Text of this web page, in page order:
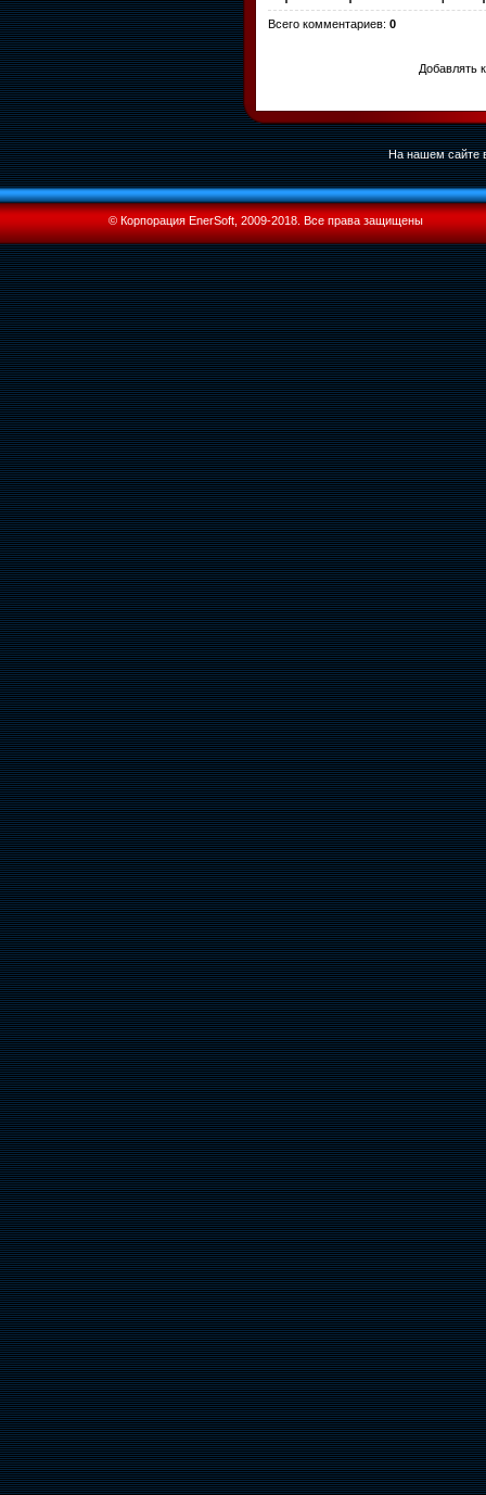
Всего комментариев: 0
Добавлять
На нашем сайте
© Корпорация EnerSoft, 2009-2018. Все права защищены